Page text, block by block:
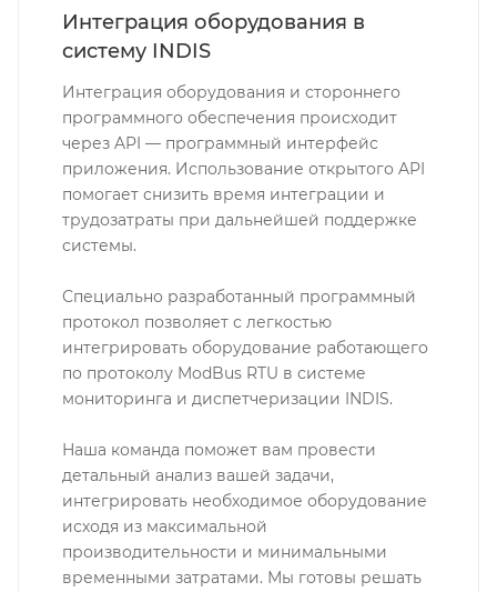
Интеграция оборудования в
систему INDIS
Интеграция оборудования и стороннего
программного обеспечения происходит
через API — программный интерфейс
приложения. Использование открытого API
помогает снизить время интеграции и
трудозатраты при дальнейшей поддержке
системы.
Специально разработанный программный
протокол позволяет с легкостью
интегрировать оборудование работающего
по протоколу ModBus RTU в системe
мониторинга и диспетчеризации INDIS.
Наша команда поможет вам провести
детальный анализ вашей задачи,
интегрировать необходимое оборудование
исходя из максимальной
производительности и минимальными
временными затратами. Мы готовы решать